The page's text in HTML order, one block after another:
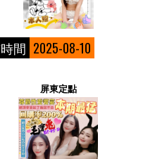
間 2025-08-10
屏東定點